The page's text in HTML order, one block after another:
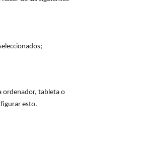
ordenador, tableta o
esto.